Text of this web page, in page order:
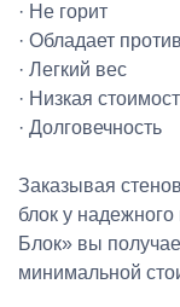
· Не горит
· Обладает
· Легкий вес
· Низкая
· Долговечность
Заказывая
блок у
Блок» вы
минимальной